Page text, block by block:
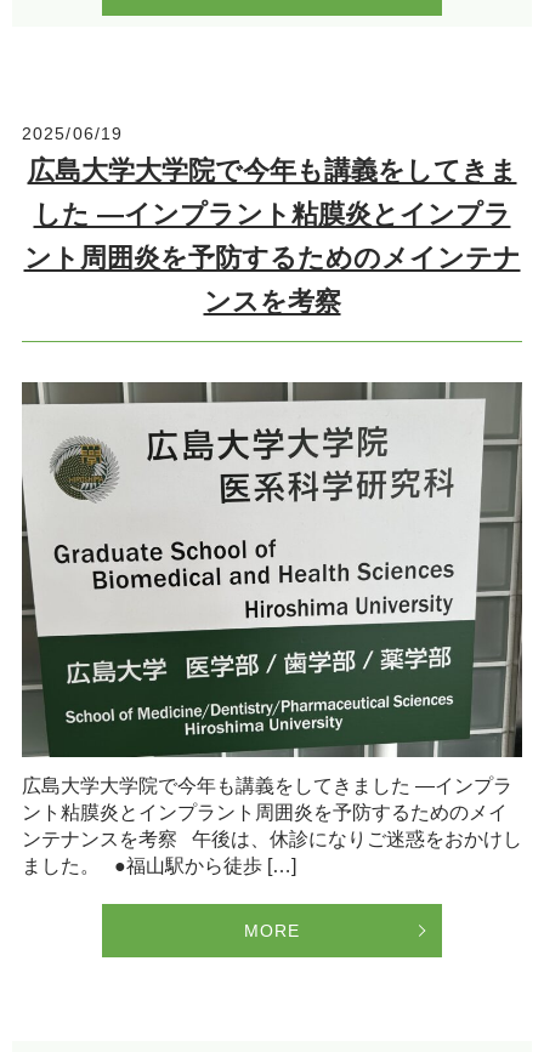
2025/06/19
広島大学大学院で今年も講義をしてきま
した —インプラント粘膜炎とインプラ
ント周囲炎を予防するためのメインテナ
ンスを考察
広島大学大学院で今年も講義をしてきました —インプラ
ント粘膜炎とインプラント周囲炎を予防するためのメイ
ンテナンスを考察 午後は、休診になりご迷惑をおかけし
ました。 ●福山駅から徒歩 […]
MORE